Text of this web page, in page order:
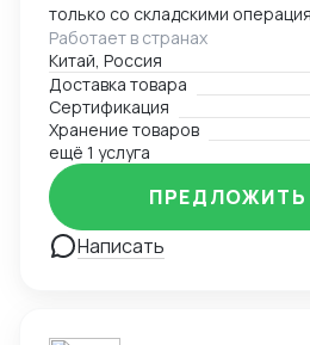
только со складскими
сопровождением. В нее также
оформление, помощь в
сопроводительной и
документации.
Работает в странах
Китай, Россия
Доставка товара
Сертификация
Хранение товаров
ещё 1 услуга
Написать
ПРЕДЛОЖИТЬ